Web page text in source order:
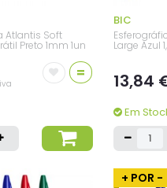
Atlantis Soft
Preto 1mm 1un
=
BIC
Large Azul
13,84
Em
+ POR -